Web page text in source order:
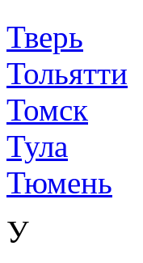
Тверь
Тольятти
Томск
Тула
Тюмень
У